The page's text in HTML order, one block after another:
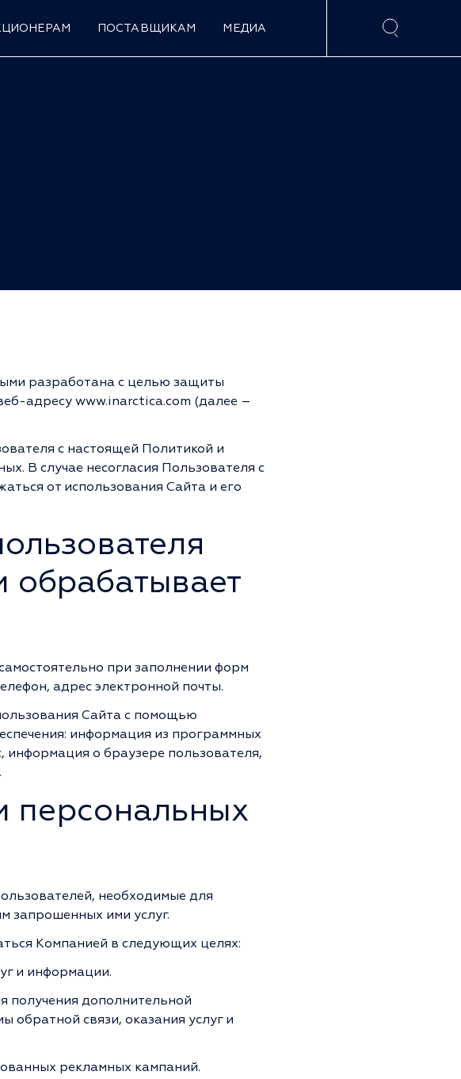
ПОСТАВЩИКАМ МЕДИА
разработана с целью защиты
адресу www.inarctica.com (далее –
с настоящей Политикой и
В случае несогласия Пользователя с
от использования Сайта и его
обрабатывает
при заполнении форм
адрес электронной почты.
Сайта с помощью
информация из программных
информация о браузере пользователя,
персональных
необходимые для
запрошенных ими услуг.
Компанией в следующих целях:
и информации.
получения дополнительной
связи, оказания услуг и
рекламных кампаний.